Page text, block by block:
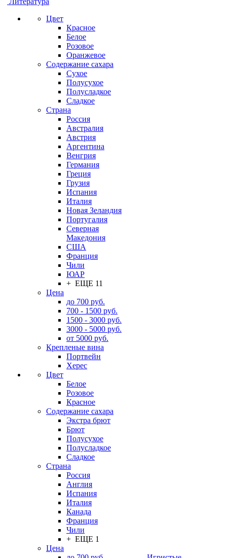
Цвет
Красное
Белое
Розовое
Оранжевое
Содержание сахара
Сухое
Полусухое
Полусладкое
Сладкое
Страна
Россия
Австралия
Австрия
Аргентина
Венгрия
Германия
Греция
Грузия
Испания
Италия
Новая Зеландия
Португалия
Северная
Македония
США
Франция
Чили
ЮАР
+ ЕЩЕ 11
Цена
до 700 руб.
700 - 1500 руб.
1500 - 3000 руб.
3000 - 5000 руб.
от 5000 руб.
Крепленые вина
Портвейн
Херес
Цвет
Белое
Розовое
Красное
Содержание сахара
Экстра брют
Брют
Полусухое
Полусладкое
Сладкое
Страна
Россия
Англия
Испания
Италия
Канада
Франция
Чили
+ ЕЩЕ 1
Цена